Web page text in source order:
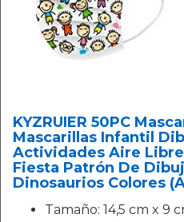
KYZRUIER 50PC
Mascarillas Infantil
Actividades Aire
Fiesta Patrón De
Dinosaurios Colores
Tamaño: 14,5 cm x 9